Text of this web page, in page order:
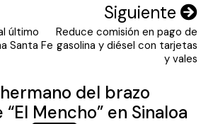
último
Santa Fe
Siguiente
Reduce comisión en pago de
gasolina y diésel con tarjetas
y vales
del brazo
Mencho” en Sinaloa